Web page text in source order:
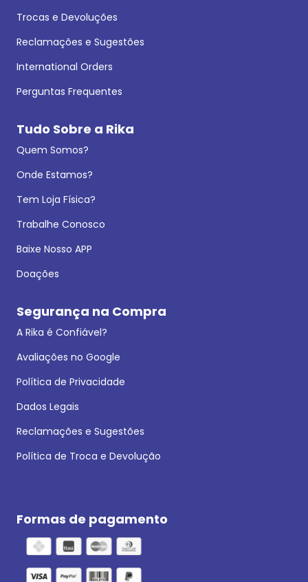
Trocas e Devoluções
Reclamações e Sugestões
International Orders
Perguntas Frequentes
Tudo Sobre a Rika
Quem Somos?
Onde Estamos?
Tem Loja Física?
Trabalhe Conosco
Baixe Nosso APP
Doações
Segurança na Compra
A Rika é Confiável?
Avaliações no Google
Política de Privacidade
Dados Legais
Reclamações e Sugestões
Política de Troca e Devolução
Formas de pagamento